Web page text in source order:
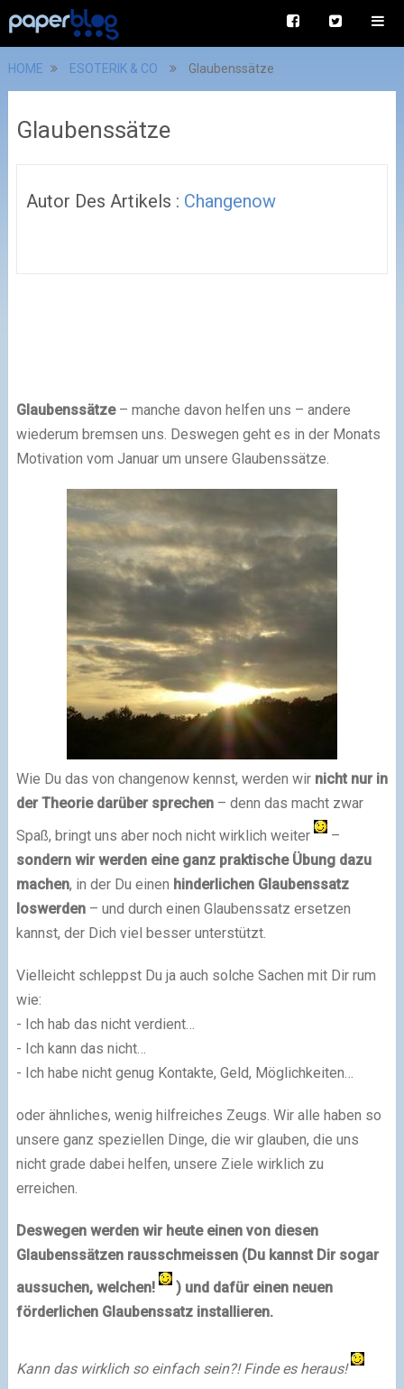
HOME ESOTERIK & CO Glaubenssätze
Glaubenssätze
Autor Des Artikels : Changenow
Glaubenssätze– manche davon helfen uns – andere
wiederum bremsen uns. Deswegen geht es in der Monats
Motivation vom Januar um unsere Glaubenssätze.
Wie Du das von changenow kennst, werden wirnicht nur in
der Theorie darüber sprechen– denn das macht zwar
Spaß, bringt uns aber noch nicht wirklich weiter
–
sondern wir werden eine ganz praktische Übung dazu
machen, in der Du einen hinderlichen Glaubenssatz
loswerden– und durch einen Glaubenssatz ersetzen
kannst, der Dich viel besser unterstützt.
Vielleicht schleppst Du ja auch solche Sachen mit Dir rum
wie:
- Ich hab das nicht verdient…
- Ich kann das nicht…
- Ich habe nicht genug Kontakte, Geld, Möglichkeiten…
oder ähnliches, wenig hilfreiches Zeugs. Wir alle haben so
unsere ganz speziellen Dinge, die wir glauben, die uns
nicht grade dabei helfen, unsere Ziele wirklich zu
erreichen.
Deswegen werden wir heute einen von diesen
Glaubenssätzen rausschmeissen (Du kannst Dir sogar
aussuchen, welchen!
) und dafür einen neuen
förderlichen Glaubenssatz installieren.
Kann das wirklich so einfach sein?! Finde es heraus!